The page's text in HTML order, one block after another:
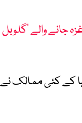
غزہ جانے والے
کے کئی ممالک